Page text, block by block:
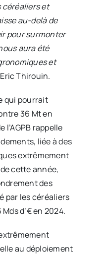
et
au-delà de
pour surmonter
aura été
et
Thirouin.
qui pourrait
36 Mt en
l’AGPB rappelle
liée à des
extrêmement
cette année,
des
par les céréaliers
d’€ en 2024.
au déploiement